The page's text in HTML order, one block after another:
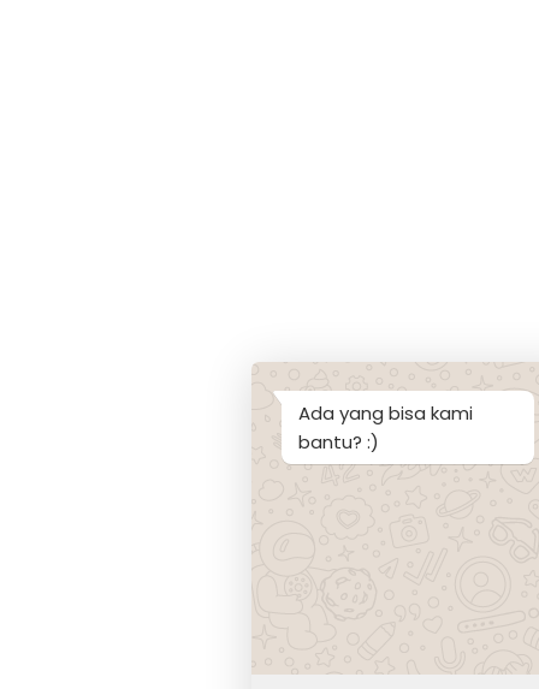
Ada yang bisa kami
bantu? :)